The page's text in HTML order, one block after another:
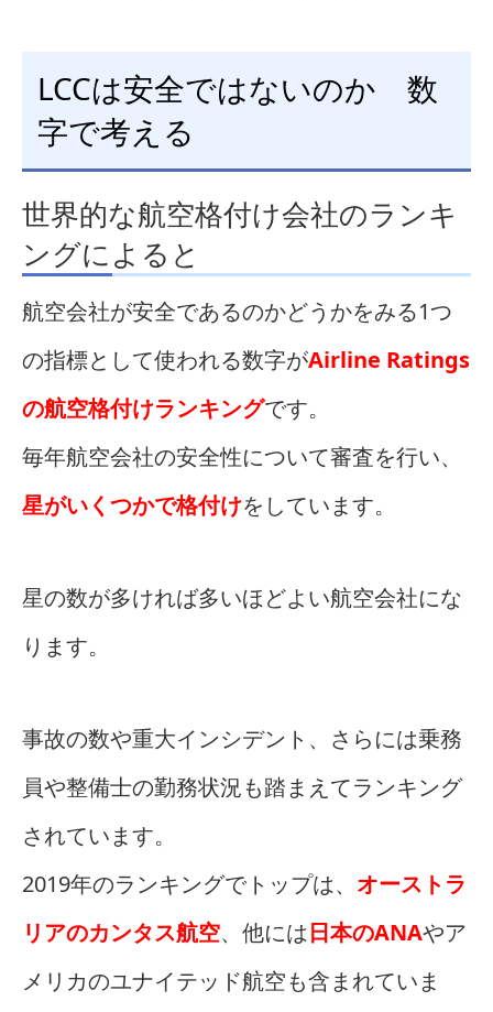
LCCは安全ではないのか 数
字で考える
世界的な航空格付け会社のランキ
ングによると
航空会社が安全であるのかどうかをみる1つ
の指標として使われる数字がAirline Ratings
の航空格付けランキングです。
毎年航空会社の安全性について審査を行い、
星がいくつかで格付けをしています。
星の数が多ければ多いほどよい航空会社にな
ります。
事故の数や重大インシデント、さらには乗務
員や整備士の勤務状況も踏まえてランキング
されています。
2019年のランキングでトップは、 オーストラ
リアのカンタス航空、他には日本のANAやア
メリカのユナイテッド航空も含まれていま